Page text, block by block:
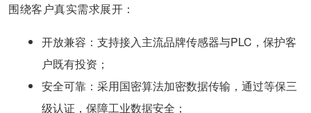
围绕客户真实需求展开：
​开放兼容​：支持接入主流品牌传感器与PLC，保护客
户既有投资；
​安全可靠​：采用国密算法加密数据传输，通过等保三
级认证，保障工业数据安全；